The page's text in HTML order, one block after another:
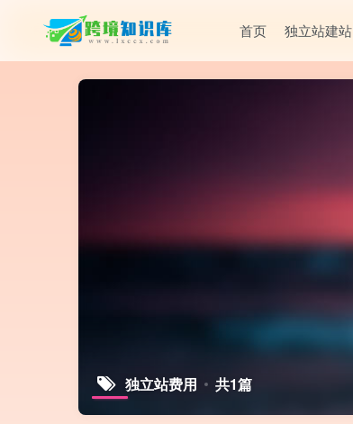
首页 独立站建站
独立站费用 共1篇